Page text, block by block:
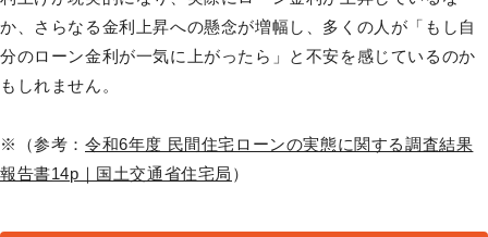
か、さらなる金利上昇への懸念が増幅し、多くの人が「もし自
分のローン金利が一気に上がったら」と不安を感じているのか
もしれません。
※（参考： 令和6年度 民間住宅ローンの実態に関する調査結果
報告書14p｜国土交通省住宅局 ）